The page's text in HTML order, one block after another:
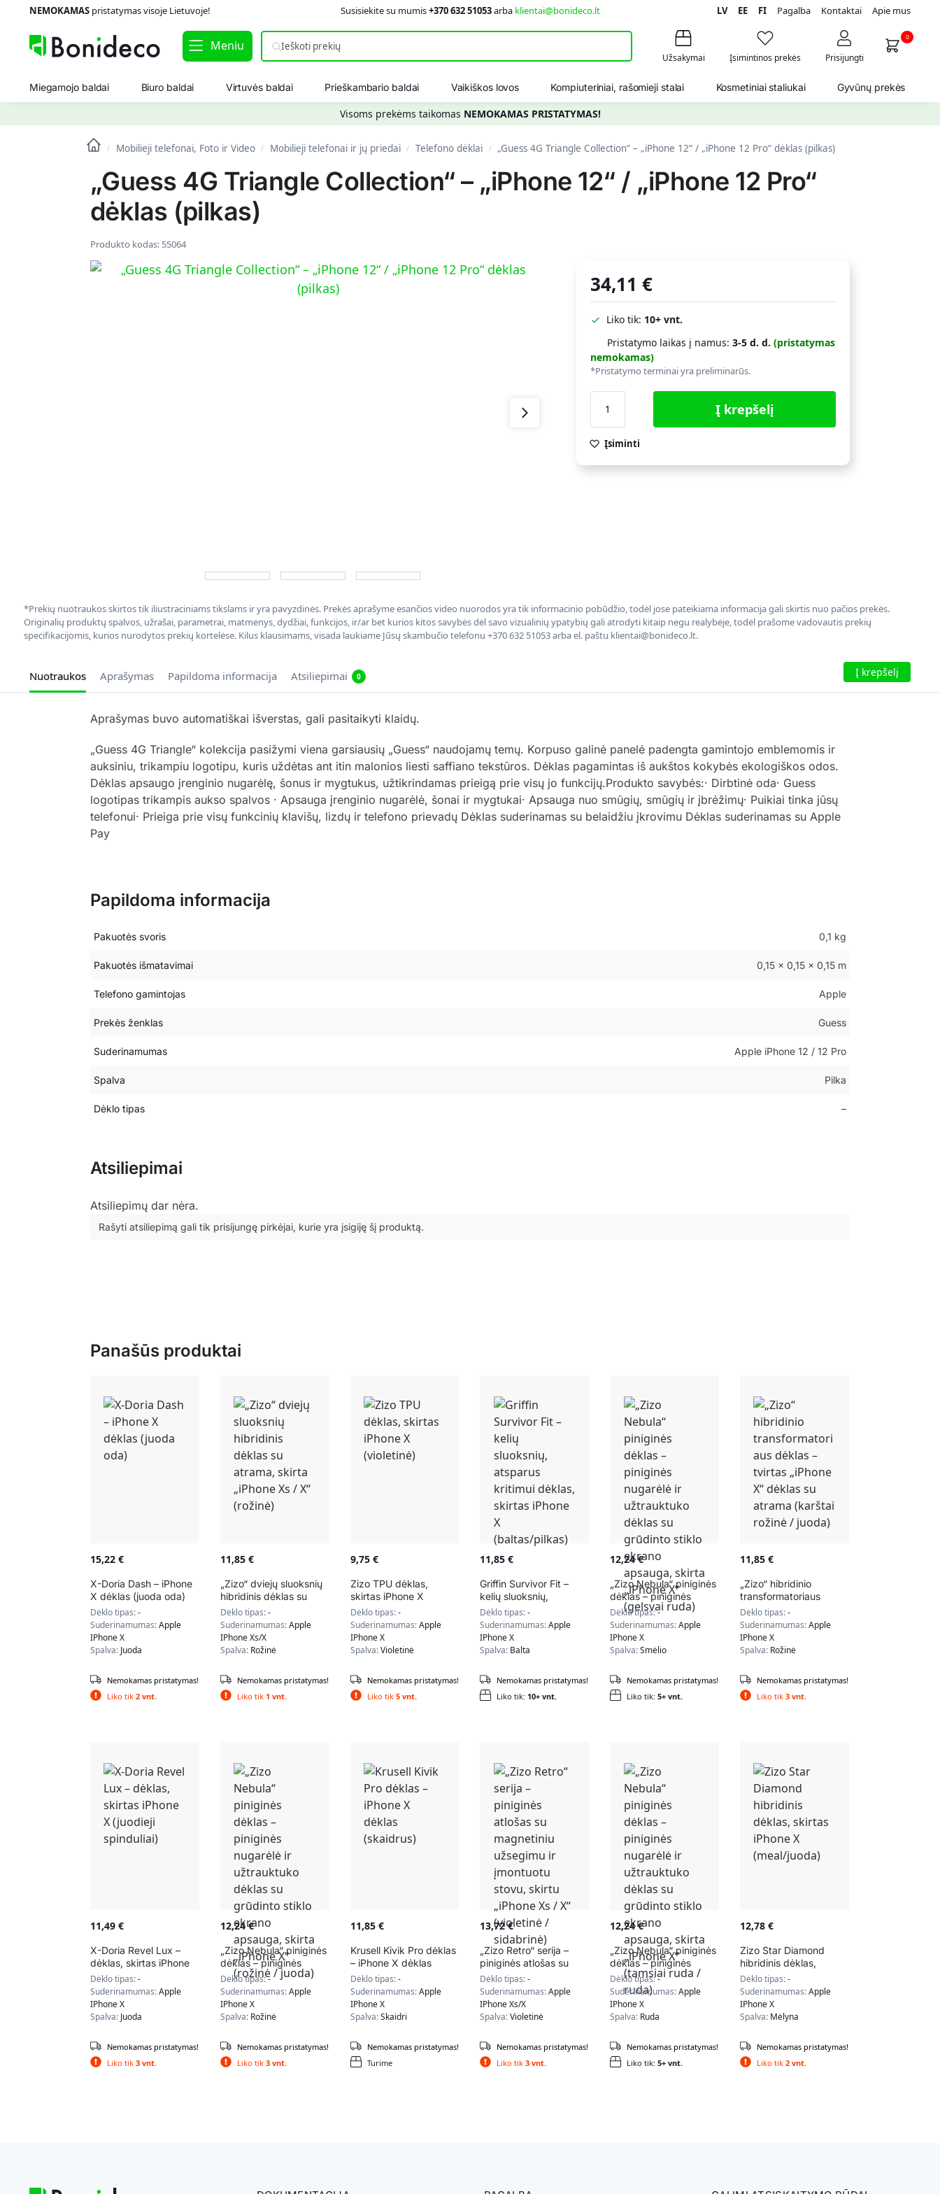
NEMOKAMASpristatymas visoje Lietuvoje! Susisiekite su mumis+370 632 51053arba klientai@bonideco.lt LV EE FI Pagalba Kontaktai Apie mus
Meniu
Užsakymai Įsimintinos prekės Prisijungti
0
Miegamojo baldai Biuro baldai Virtuvės baldai Prieškambario baldai Vaikiškos lovos Kompiuteriniai, rašomieji stalai Kosmetiniai staliukai Gyvūnų prekės
Visoms prekėms taikomas NEMOKAMAS PRISTATYMAS!
/ Mobilieji telefonai, Foto ir Video / Mobilieji telefonai ir jų priedai / Telefono dėklai / „Guess 4G Triangle Collection“ – „iPhone 12“ / „iPhone 12 Pro“ dėklas (pilkas)
„Guess 4G Triangle Collection“ – „iPhone 12“ / „iPhone 12 Pro“
dėklas (pilkas)
Produkto kodas: 55064
34,11€
Liko tik: 10+ vnt.
Pristatymo laikas į namus:3-5 d. d. (pristatymas
nemokamas)
*Pristatymo terminai yra preliminarūs.
Į krepšelį
Įsiminti
*Prekių nuotraukos skirtos tik iliustraciniams tikslams ir yra pavyzdinės. Prekės aprašyme esančios video nuorodos yra tik informacinio pobūdžio, todėl jose pateikiama informacija gali skirtis nuo pačios prekės.
Originalių produktų spalvos, užrašai, parametrai, matmenys, dydžiai, funkcijos, ir/ar bet kurios kitos savybės dėl savo vizualinių ypatybių gali atrodyti kitaip negu realybėje, todėl prašome vadovautis prekių
specifikacijomis, kurios nurodytos prekių kortelėse. Kilus klausimams, visada laukiame Jūsų skambučio telefonu +370 632 51053 arba el. paštu klientai@bonideco.lt.
Nuotraukos Aprašymas Papildoma informacija Atsiliepimai 0 Į krepšelį
Aprašymas buvo automatiškai išverstas, gali pasitaikyti klaidų.
„Guess 4G Triangle“ kolekcija pasižymi viena garsiausių „Guess“ naudojamų temų. Korpuso galinė panelė padengta gamintojo emblemomis ir
auksiniu, trikampiu logotipu, kuris uždėtas ant itin malonios liesti saffiano tekstūros. Dėklas pagamintas iš aukštos kokybės ekologiškos odos.
Dėklas apsaugo įrenginio nugarėlę, šonus ir mygtukus, užtikrindamas prieigą prie visų jo funkcijų.Produkto savybės:· Dirbtinė oda· Guess
logotipas trikampis aukso spalvos · Apsauga įrenginio nugarėlė, šonai ir mygtukai· Apsauga nuo smūgių, smūgių ir įbrėžimų· Puikiai tinka jūsų
telefonui· Prieiga prie visų funkcinių klavišų, lizdų ir telefono prievadų Dėklas suderinamas su belaidžiu įkrovimu Dėklas suderinamas su Apple
Pay
Papildoma informacija
Pakuotės svoris 0,1 kg
Pakuotės išmatavimai 0,15 × 0,15 × 0,15 m
Telefono gamintojas Apple
Prekės ženklas Guess
Suderinamumas Apple iPhone 12 / 12 Pro
Spalva Pilka
Dėklo tipas –
Atsiliepimai
Atsiliepimų dar nėra.
Rašyti atsiliepimą gali tik prisijungę pirkėjai, kurie yra įsigiję šį produktą.
Panašūs produktai
15,22 €
X-Doria Dash – iPhone
X dėklas (juoda oda)
Dėklo tipas:-
Suderinamumas:Apple
IPhone X
Spalva: Juoda
Liko tik 2 vnt.
Nemokamas pristatymas!
11,85 €
„Zizo“ dviejų sluoksnių
hibridinis dėklas su
atrama, skirta „iPhone
Xs / X“ (rožinė)
Dėklo tipas:-
Suderinamumas:Apple
IPhone Xs/X
Spalva: Rožinė
Liko tik 1 vnt.
Nemokamas pristatymas!
9,75 €
Zizo TPU dėklas,
skirtas iPhone X
(violetinė)
Dėklo tipas:-
Suderinamumas:Apple
IPhone X
Spalva:Violetinė
Liko tik 5 vnt.
Nemokamas pristatymas!
11,85€
Griffin Survivor Fit –
kelių sluoksnių,
atsparus kritimui
dėklas, skirtas iPhone
X (baltas/pilkas)
Dėklo tipas:-
Suderinamumas:Apple
IPhone X
Spalva: Balta
Liko tik: 10+ vnt.
Nemokamas pristatymas!
12,24€
„Zizo Nebula“ piniginės
dėklas – piniginės
nugarėlė ir užtrauktuko
dėklas su grūdinto
stiklo ekrano apsauga,
skirta „iPhone X“
(gelsvai ruda)
Dėklo tipas:-
Suderinamumas:Apple
IPhone X
Spalva:Smėlio
Liko tik:5+ vnt.
Nemokamas pristatymas!
11,85 €
„Zizo“ hibridinio
transformatoriaus
dėklas – tvirtas „iPhone
X“ dėklas su atrama
(karštai rožinė / juoda)
Dėklo tipas:-
Suderinamumas:Apple
IPhone X
Spalva: Rožinė
Liko tik 3 vnt.
Nemokamas pristatymas!
11,49 €
X-Doria Revel Lux –
dėklas, skirtas iPhone
X (juodieji spinduliai)
Dėklo tipas:-
Suderinamumas:Apple
IPhone X
Spalva: Juoda
Liko tik 3 vnt.
Nemokamas pristatymas!
12,24€
„Zizo Nebula“ piniginės
dėklas – piniginės
nugarėlė ir užtrauktuko
dėklas su grūdinto
stiklo ekrano apsauga,
skirta „iPhone X“
(rožinė / juoda)
Dėklo tipas:-
Suderinamumas:Apple
IPhone X
Spalva: Rožinė
Liko tik 3 vnt.
Nemokamas pristatymas!
11,85 €
Krusell Kivik Pro dėklas
– iPhone X dėklas
(skaidrus)
Dėklo tipas:-
Suderinamumas:Apple
IPhone X
Spalva:Skaidri
Turime
Nemokamas pristatymas!
13,72€
„Zizo Retro“ serija –
piniginės atlošas su
magnetiniu užsegimu ir
įmontuotu stovu, skirtu
„iPhone Xs / X“
(violetinė / sidabrinė)
Dėklo tipas:-
Suderinamumas:Apple
IPhone Xs/X
Spalva:Violetinė
Liko tik3 vnt.
Nemokamas pristatymas!
12,24€
„Zizo Nebula“ piniginės
dėklas – piniginės
nugarėlė ir užtrauktuko
dėklas su grūdinto
stiklo ekrano apsauga,
skirta „iPhone X“
(tamsiai ruda / ruda)
Dėklo tipas:-
Suderinamumas:Apple
IPhone X
Spalva: Ruda
Liko tik:5+ vnt.
Nemokamas pristatymas!
12,78 €
Zizo Star Diamond
hibridinis dėklas,
skirtas iPhone X
(meal/juoda)
Dėklo tipas:-
Suderinamumas:Apple
IPhone X
Spalva: Mėlyna
Liko tik 2 vnt.
Nemokamas pristatymas!